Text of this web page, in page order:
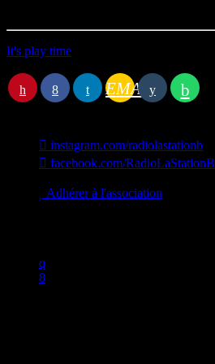
It's play time
EMAIL
instagram.com/radiolastationb
facebook.com/RadioLaStationB
Adhérer à l'association